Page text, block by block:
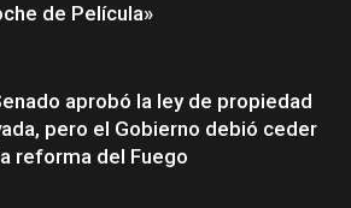
de Película»
aprobó la ley de propiedad
pero el Gobierno debió ceder
reforma del Fuego